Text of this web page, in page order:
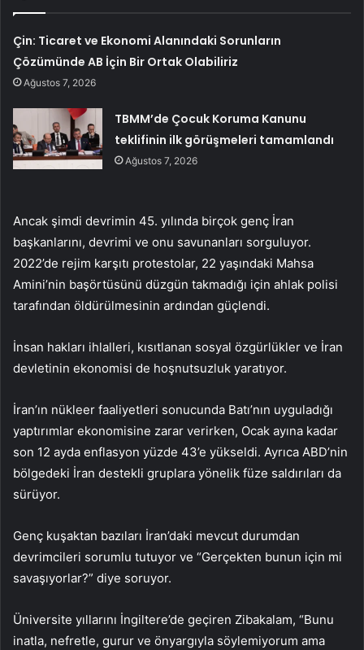
Çin: Ticaret ve Ekonomi Alanındaki Sorunların
Çözümünde AB İçin Bir Ortak Olabiliriz
Ağustos 7, 2026
TBMM’de Çocuk Koruma Kanunu
teklifinin ilk görüşmeleri tamamlandı
Ağustos 7, 2026
Ancak şimdi devrimin 45. yılında birçok genç İran
başkanlarını, devrimi ve onu savunanları sorguluyor.
2022’de rejim karşıtı protestolar, 22 yaşındaki Mahsa
Amini’nin başörtüsünü düzgün takmadığı için ahlak polisi
tarafından öldürülmesinin ardından güçlendi.
İnsan hakları ihlalleri, kısıtlanan sosyal özgürlükler ve İran
devletinin ekonomisi de hoşnutsuzluk yaratıyor.
İran’ın nükleer faaliyetleri sonucunda Batı’nın uyguladığı
yaptırımlar ekonomisine zarar verirken, Ocak ayına kadar
son 12 ayda enflasyon yüzde 43’e yükseldi. Ayrıca ABD’nin
bölgedeki İran destekli gruplara yönelik füze saldırıları da
sürüyor.
Genç kuşaktan bazıları İran’daki mevcut durumdan
devrimcileri sorumlu tutuyor ve “Gerçekten bunun için mi
savaşıyorlar?” diye soruyor.
Üniversite yıllarını İngiltere’de geçiren Zibakalam, “Bunu
inatla, nefretle, gurur ve önyargıyla söylemiyorum ama